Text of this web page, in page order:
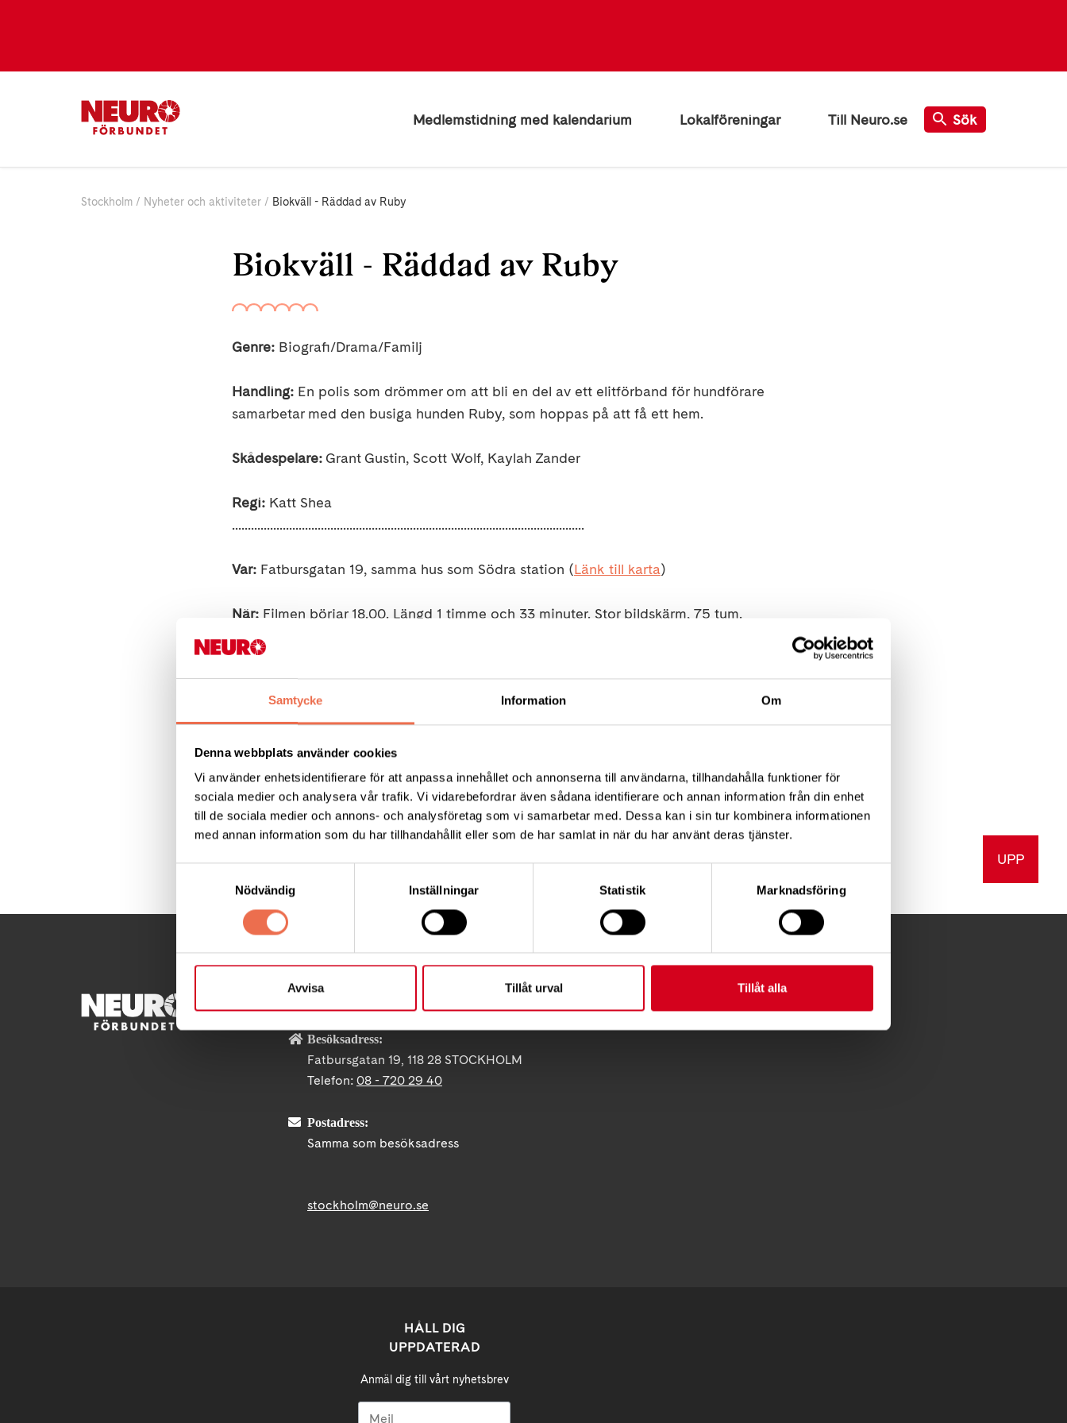
Samtycke Information Om
Denna webbplats använder cookies
Vi använder enhetsidentifierare för att anpassa innehållet och annonserna till användarna, tillhandahålla funktioner för
sociala medier och analysera vår trafik. Vi vidarebefordrar även sådana identifierare och annan information från din enhet
till de sociala medier och annons- och analysföretag som vi samarbetar med. Dessa kan i sin tur kombinera informationen
med annan information som du har tillhandahållit eller som de har samlat in när du har använt deras tjänster.
Nödvändig
Inställningar Statistik Marknadsföring
Avvisa Tillåt urval Tillåt alla
Medlemstidning med kalendarium Lokalföreningar Till Neuro.se Sök
Stockholm Nyheter och aktiviteter Biokväll - Räddad av Ruby
Biokväll - Räddad av Ruby
Genre: Biografi/Drama/Familj
Handling: En polis som drömmer om att bli en del av ett elitförband för hundförare
samarbetar med den busiga hunden Ruby, som hoppas på att få ett hem.
Skådespelare: Grant Gustin, Scott Wolf, Kaylah Zander
Regi: Katt Shea
...............................................................................................................
Var: Fatbursgatan 19, samma hus som Södra station (Länk till karta)
När: Filmen börjar 18.00. Längd 1 timme och 33 minuter. Stor bildskärm, 75 tum.
Kostnad:
Obligatorisk anmälan: senast måndag 10/10 mejlastockholm@neuro.se
Lämna återbud om du inte kan komma. Tänk på våra allergiker - undvik starka dofter.
Välkomna!
Dela denna sida: UPP
Besöksadress:
Fatbursgatan 19, 118 28 STOCKHOLM
Telefon: 08 - 720 29 40
Postadress:
Samma som besöksadress
stockholm@neuro.se
HÅLL DIG
UPPDATERAD
Anmäl dig till vårt nyhetsbrev